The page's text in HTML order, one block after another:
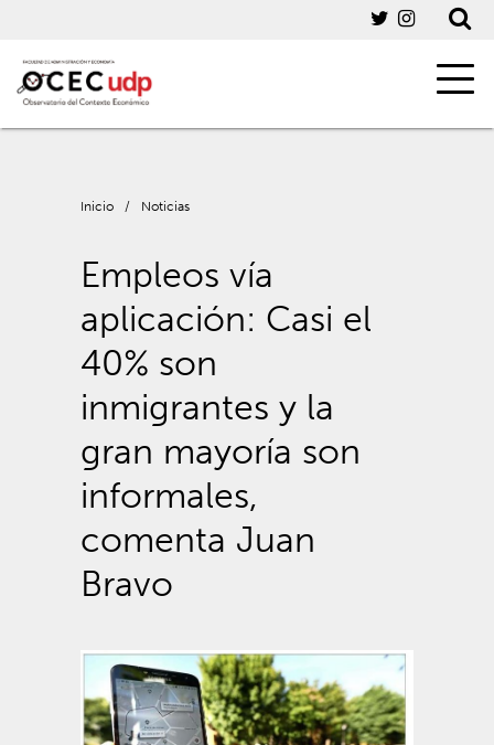
Inicio / Noticias
Empleos vía
aplicación: Casi el
40% son
inmigrantes y la
gran mayoría son
informales,
comenta Juan
Bravo